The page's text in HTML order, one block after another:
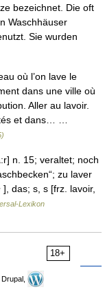
bezeichnet. Die oft
Waschhäuser
Sie wurden
où l’on lave le
dans une ville où
Aller au lavoir.
et dans… …
n. 15; veraltet; noch
zu laver
das; s, s [frz. lavoir,
Lexikon
18+
Drupal,